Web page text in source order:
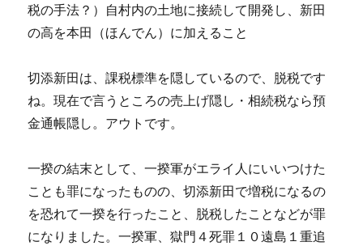
税の手法？）自村内の土地に接続して開発し、新田
の高を本田（ほんでん）に加えること
切添新田は、課税標準を隠しているので、脱税です
ね。現在で言うところの売上げ隠し・相続税なら預
金通帳隠し。アウトです。
一揆の結末として、一揆軍がエライ人にいいつけた
ことも罪になったものの、切添新田で増税になるの
を恐れて一揆を行ったこと、脱税したことなどが罪
になりました。一揆軍、獄門４死罪１０遠島１重追